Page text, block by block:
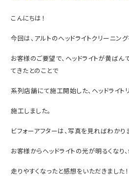
こんにちは！
今回は、アルトのヘッドライトクリーニング
お客様のご要望で、ヘッドライトが黄ばん
てきたとのことで
系列店舗にて施工開始した、ヘッドライト
施工しました。
ビフォーアフターは、写真を見ればわかり
お客様からヘッドライトの光が明るくなり
走りやすくなったと感想をいただきました！